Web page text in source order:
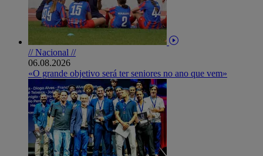
// Nacional //
06.08.2026
«O grande objetivo será ter seniores no ano que vem»